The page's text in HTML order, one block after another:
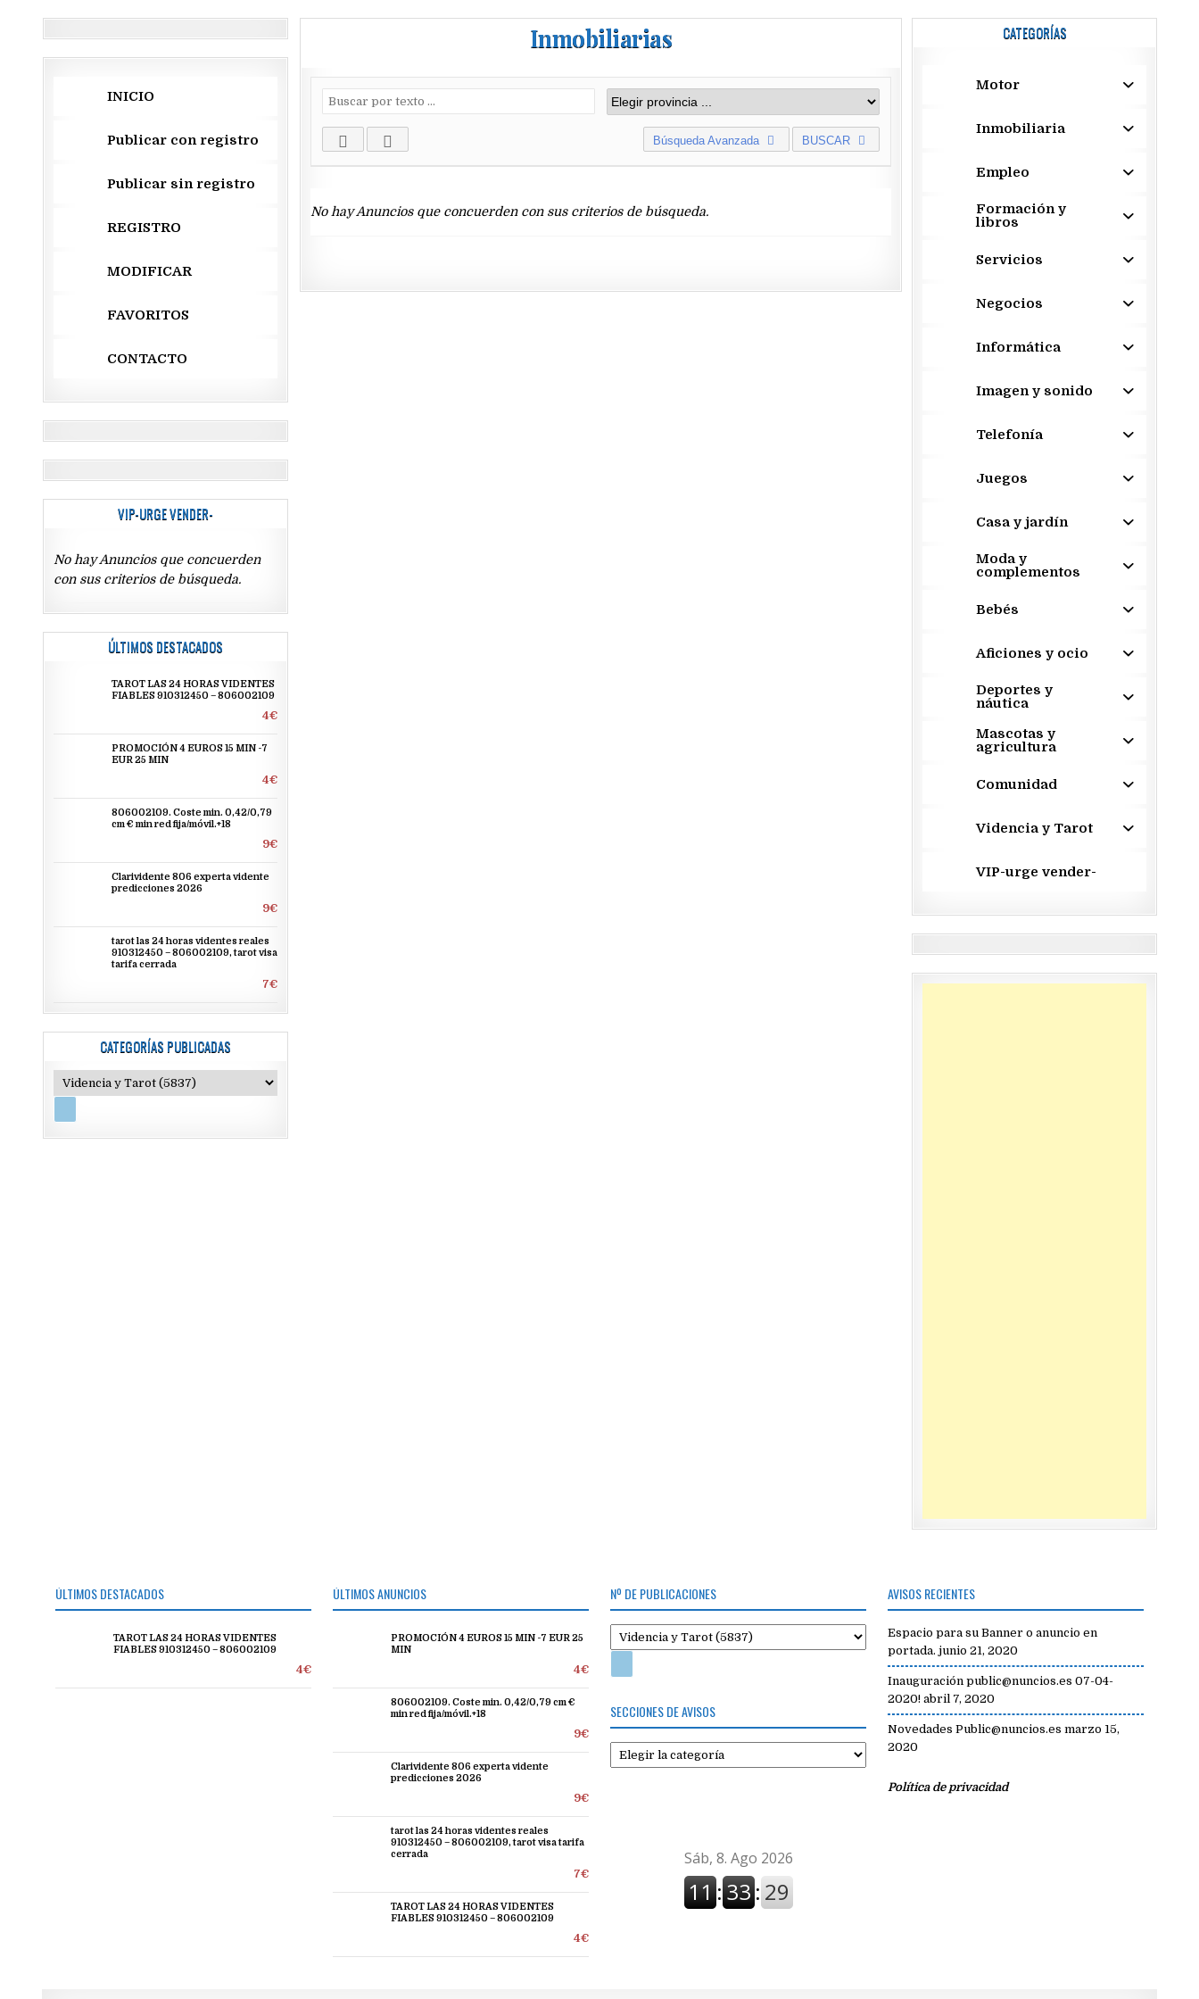
Inmobiliarias
Búsqueda Avanzada BUSCAR
No hay Anuncios que concuerden con sus criterios de búsqueda.
INICIO
Publicar con registro
Publicar sin registro
REGISTRO
MODIFICAR
FAVORITOS
CONTACTO
VIP-URGE VENDER-
No hay Anuncios que concuerden
con sus criterios de búsqueda.
ÚLTIMOS DESTACADOS
TAROT LAS 24 HORAS VIDENTES
FIABLES 910312450 – 806002109
4€
PROMOCIÓN 4 EUROS 15 MIN -7
EUR 25 MIN
4€
806002109. Coste min. 0,42/0,79
cm € min red fija/móvil.+18
9€
Clarividente 806 experta vidente
predicciones 2026
9€
tarot las 24 horas videntes reales
910312450 – 806002109, tarot visa
tarifa cerrada
7€
CATEGORÍAS PUBLICADAS
CATEGORÍAS
Motor
Inmobiliaria
Empleo
Formación y
libros
Servicios
Negocios
Informática
Imagen y sonido
Telefonía
Juegos
Casa y jardín
Moda y
complementos
Bebés
Aficiones y ocio
Deportes y
náutica
Mascotas y
agricultura
Comunidad
Videncia y Tarot
VIP-urge vender-
ÚLTIMOS DESTACADOS
TAROT LAS 24 HORAS VIDENTES
FIABLES 910312450 – 806002109
4€
ÚLTIMOS ANUNCIOS
PROMOCIÓN 4 EUROS 15 MIN -7 EUR 25
MIN
4€
806002109. Coste min. 0,42/0,79 cm €
min red fija/móvil.+18
9€
Clarividente 806 experta vidente
predicciones 2026
9€
tarot las 24 horas videntes reales
910312450 – 806002109, tarot visa tarifa
cerrada
7€
TAROT LAS 24 HORAS VIDENTES
FIABLES 910312450 – 806002109
4€
Nº DE PUBLICACIONES
SECCIONES DE AVISOS
Secciones
de
AVISOS RECIENTES
Espacio para su Banner o anuncio en
portada. junio 21, 2020
Inauguración public@nuncios.es 07-04-
2020! abril 7, 2020
Novedades Public@nuncios.es marzo 15,
2020
Política de privacidad